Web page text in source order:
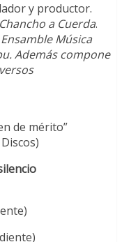
y productor.
a Cuerda.
Música
Además compone
de mérito”